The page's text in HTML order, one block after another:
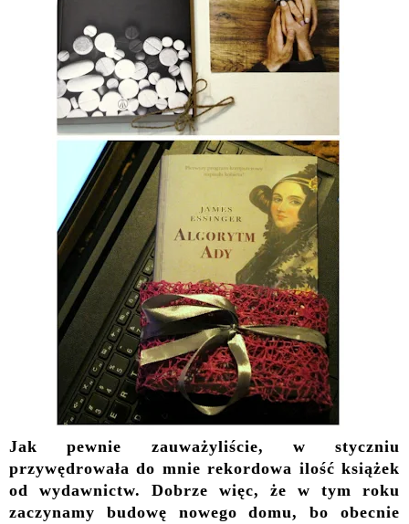
Jak pewnie zauważyliście, w styczniu
przywędrowała do mnie rekordowa ilość książek
od wydawnictw. Dobrze więc, że w tym roku
zaczynamy budowę nowego domu, bo obecnie